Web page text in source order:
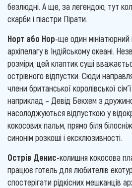
безлюдні. А ще, за легендою, тут
скарби і піастри Пірати.
Норт або Нор-ще один мініатюрний
архіпелагу в Індійському океані.
розміри, цей клаптик суші
острівного відпустки. Сюди
члени британської королівської
наприклад – Девід Бекхем з
насолоджуються відпусткою у
кокосових пальм, прямо біля
синонім розкоші і ексклюзивності.
Острів Денис-колишня кокосова
працює готель для любителів
спостерігати рідкісних мешканців